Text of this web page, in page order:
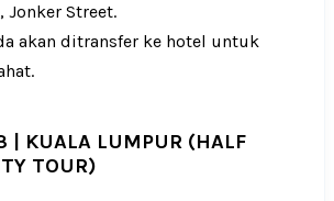
Jonker Street.
akan ditransfer ke hotel untuk
KUALA LUMPUR (HALF
TOUR)